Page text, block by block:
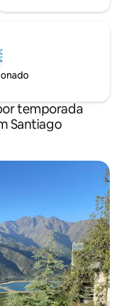
temporada
Santiago
hóspedes